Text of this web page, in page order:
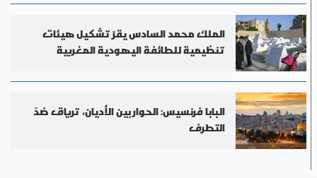
الملك محمد السادس يقرّ تشكيل هيئات
تنظيمية للطائفة اليهودية المغربية
البابا فرنسيس: الحوار بين الأديان، ترياق ضدّ
التطرف